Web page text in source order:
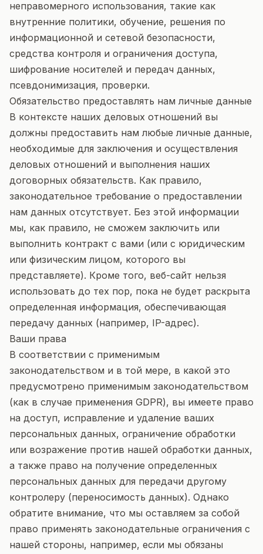
неправомерного использования, такие как
внутренние политики, обучение, решения по
информационной и сетевой безопасности,
средства контроля и ограничения доступа,
шифрование носителей и передач данных,
псевдонимизация, проверки.
Обязательство предоставлять нам личные данные
В контексте наших деловых отношений вы
должны предоставить нам любые личные данные,
необходимые для заключения и осуществления
деловых отношений и выполнения наших
договорных обязательств. Как правило,
законодательное требование о предоставлении
нам данных отсутствует. Без этой информации
мы, как правило, не сможем заключить или
выполнить контракт с вами (или с юридическим
или физическим лицом, которого вы
представляете). Кроме того, веб-сайт нельзя
использовать до тех пор, пока не будет раскрыта
определенная информация, обеспечивающая
передачу данных (например, IP-адрес).
Ваши права
В соответствии с применимым
законодательством и в той мере, в какой это
предусмотрено применимым законодательством
(как в случае применения GDPR), вы имеете право
на доступ, исправление и удаление ваших
персональных данных, ограничение обработки
или возражение против нашей обработки данных,
а также право на получение определенных
персональных данных для передачи другому
контролеру (переносимость данных). Однако
обратите внимание, что мы оставляем за собой
право применять законодательные ограничения с
нашей стороны, например, если мы обязаны